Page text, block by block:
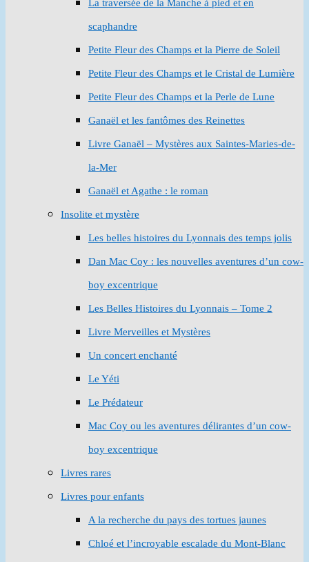
La traversée de la Manche à pied et en
scaphandre
Petite Fleur des Champs et la Pierre de Soleil
Petite Fleur des Champs et le Cristal de Lumière
Petite Fleur des Champs et la Perle de Lune
Ganaël et les fantômes des Reinettes
Livre Ganaël – Mystères aux Saintes-Maries-de-
la-Mer
Ganaël et Agathe : le roman
Insolite et mystère
Les belles histoires du Lyonnais des temps jolis
Dan Mac Coy : les nouvelles aventures d’un cow-
boy excentrique
Les Belles Histoires du Lyonnais – Tome 2
Livre Merveilles et Mystères
Un concert enchanté
Le Yéti
Le Prédateur
Mac Coy ou les aventures délirantes d’un cow-
boy excentrique
Livres rares
Livres pour enfants
A la recherche du pays des tortues jaunes
Chloé et l’incroyable escalade du Mont-Blanc